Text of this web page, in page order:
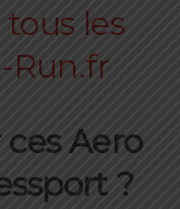
ces Aero
?